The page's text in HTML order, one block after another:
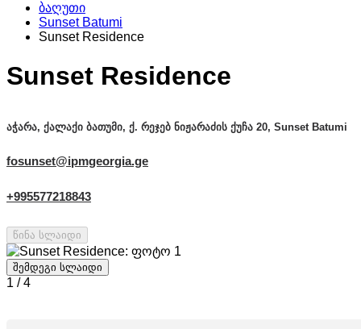
ბაღუთი
Sunset Batumi
Sunset Residence
Sunset Residence
აჭარა, ქალაქი ბათუმი, ქ. რეჯებ ნიჟარაძის ქუჩა 20, Sunset Batumi
fosunset@ipmgeorgia.ge
+995577218843
წინა სლაიდი
შემდეგი სლაიდი
1 /4